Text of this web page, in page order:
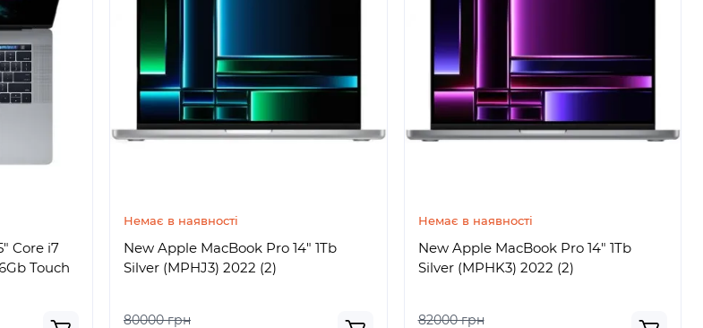
Core i7
Touch
Немає в наявності
New Apple MacBook Pro 14" 1Tb
Silver (MPHJ3) 2022 (2)
80000 грн
Немає в наявності
New Apple MacBook Pro 14" 1Tb
Silver (MPHK3) 2022 (2)
82000 грн